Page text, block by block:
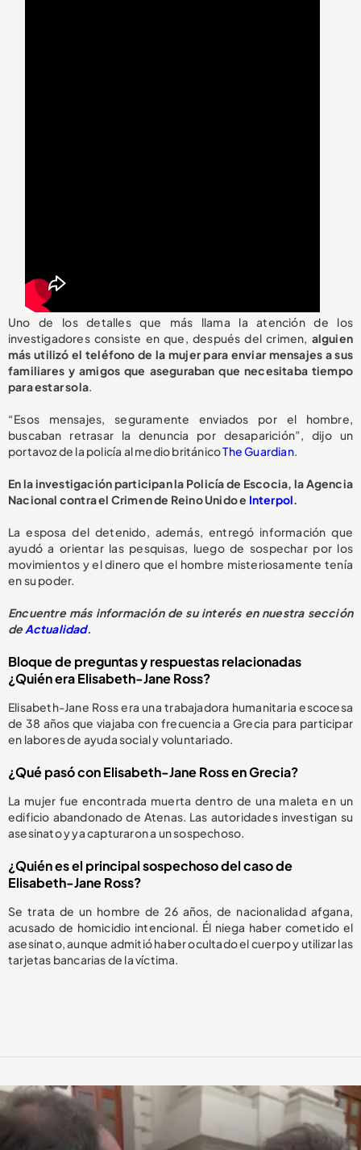
Uno de los detalles que más llama la atención de los
investigadores consiste en que, después del crimen, alguien
más utilizó el teléfono de la mujer para enviar mensajes a sus
familiares y amigos que aseguraban que necesitaba tiempo
para estar sola.
“Esos mensajes, seguramente enviados por el hombre,
buscaban retrasar la denuncia por desaparición”, dijo un
portavoz de la policía al medio británicoThe Guardian.
En la investigación participan la Policía de Escocia, la Agencia
Nacional contra el Crimen de Reino Unido e Interpol.
La esposa del detenido, además, entregó información que
ayudó a orientar las pesquisas, luego de sospechar por los
movimientos y el dinero que el hombre misteriosamente tenía
en su poder.
Encuentre más información de su interés en nuestra sección
deActualidad.
Bloque de preguntas y respuestas relacionadas
¿Quién era Elisabeth-Jane Ross?
Elisabeth-Jane Ross era una trabajadora humanitaria escocesa
de 38 años que viajaba con frecuencia a Grecia para participar
en labores de ayuda social y voluntariado.
¿Qué pasó con Elisabeth-Jane Ross en Grecia?
La mujer fue encontrada muerta dentro de una maleta en un
edificio abandonado de Atenas. Las autoridades investigan su
asesinato y ya capturaron a un sospechoso.
¿Quién es el principal sospechoso del caso de
Elisabeth-Jane Ross?
Se trata de un hombre de 26 años, de nacionalidad afgana,
acusado de homicidio intencional. Él niega haber cometido el
asesinato, aunque admitió haber ocultado el cuerpo y utilizar las
tarjetas bancarias de la víctima.